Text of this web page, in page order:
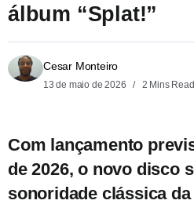
álbum “Splat!”
Cesar Monteiro
13 de maio de 2026 2 Mins Read
Com lançamento
de 2026, o novo disco
sonoridade clássica